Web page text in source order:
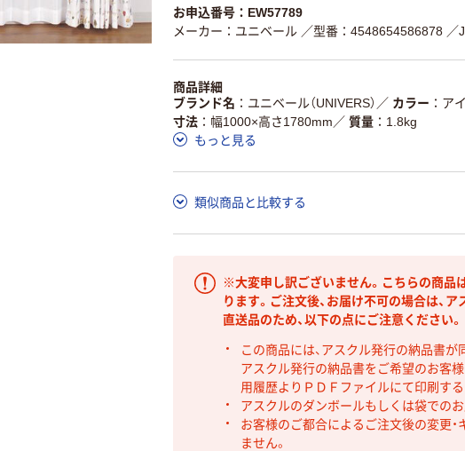
お申込番号：EW57789
メーカー：ユニベール ／型番：4548654586878 ／
商品詳細
ブランド名
ユニベール（UNIVERS） ／ カラー ア
寸法
幅1000×高さ1780mm ／ 質量
1.8kg
もっと見る
類似商品と比較する
※大変申し訳ございません。こちらの商品
ります。ご注文後、お届け不可の場合は、
直送品のため、以下の点にご注意ください。
この商品には、アスクル発行の納品書が
アスクル発行の納品書をご希望のお客様
用履歴よりＰＤＦファイルにて印刷する
アスクルのダンボールもしくは袋でのお
お客様のご都合によるご注文後の変更・
ません。